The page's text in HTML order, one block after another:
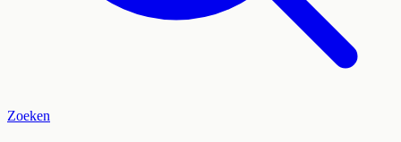
Zoeken